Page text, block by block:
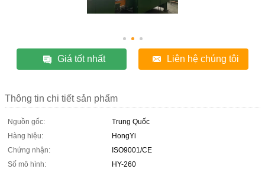
Giá tốt nhất Liên hệ chúng tôi
Thông tin chi tiết sản phẩm
Nguồn gốc:
Trung Quốc
Hàng hiệu:
HongYi
Chứng nhận:
ISO9001/CE
Số mô hình:
HY-260